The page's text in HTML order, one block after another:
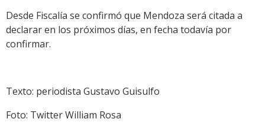
Desde Fiscalía se confirmó que Mendoza será citada a
declarar en los próximos días, en fecha todavía por
confirmar.
Texto: periodista Gustavo Guisulfo
Foto: Twitter William Rosa